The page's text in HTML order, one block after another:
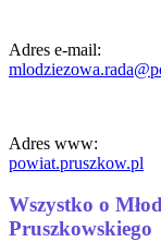
Adres e-mail:
Adres www:
powiat.pruszkow.pl
Wszystko o
Pruszkowskiego